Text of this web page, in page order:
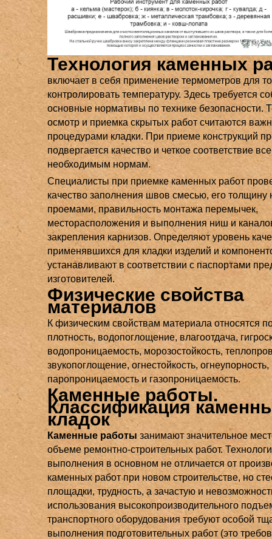
Технология каменных
включает в себя применение термометров для
контролировать температуру. Здесь требуется
основные нормативы по технике безопасности.
осмотр и приемка скрытых работ считаются
процедурами кладки. При приеме конструкций
подвергается качество и четкое соответствие
необходимым нормам.
Специалисты при приемке каменных работ
качество заполнения швов смесью, его толщину
проемами, правильность монтажа перемычек,
месторасположения и выполнения ниш и
закрепления карнизов. Определяют уровень
применявшихся для кладки изделий и
устанавливают в соответствии с паспортами
изготовителей.
Физические свойства
материалов
К физическим свойствам материала относятся
плотность, водопоглощение, влагоотдача,
водопроницаемость, морозостойкость,
звукопоглощение, огнестойкость, огнеупорность,
паропроницаемость и газопроницаемость.
Каменные работы.
Классификация
кладок
Каменные работызанимают значительное
объеме ремонтно-строительных работ.
выполнения в основном не отличается от
каменных работ при новом строительстве, но
площадки, трудность, а зачастую и
использования высокопроизводительного
транспортного оборудования требуют особой
выполнения подготовительных работ (это